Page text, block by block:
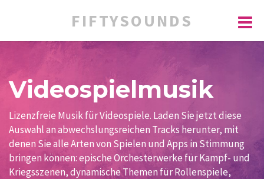
FIFTYSOUNDS
Videospielmusik
Lizenzfreie Musik für Videospiele. Laden Sie jetzt diese
Auswahl an abwechslungsreichen Tracks herunter, mit
denen Sie alle Arten von Spielen und Apps in Stimmung
bringen können: epische Orchesterwerke für Kampf- und
Kriegsszenen, dynamische Themen für Rollenspiele,